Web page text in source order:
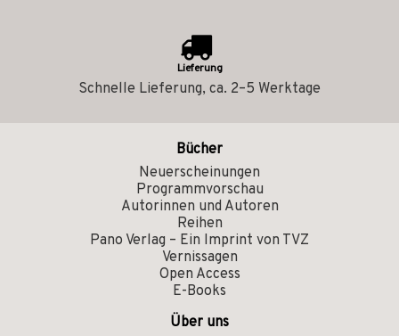
Lieferung
Schnelle Lieferung, ca. 2–5 Werktage
Bücher
Neuerscheinungen
Programmvorschau
Autorinnen und Autoren
Reihen
Pano Verlag – Ein Imprint von TVZ
Vernissagen
Open Access
E-Books
Über uns